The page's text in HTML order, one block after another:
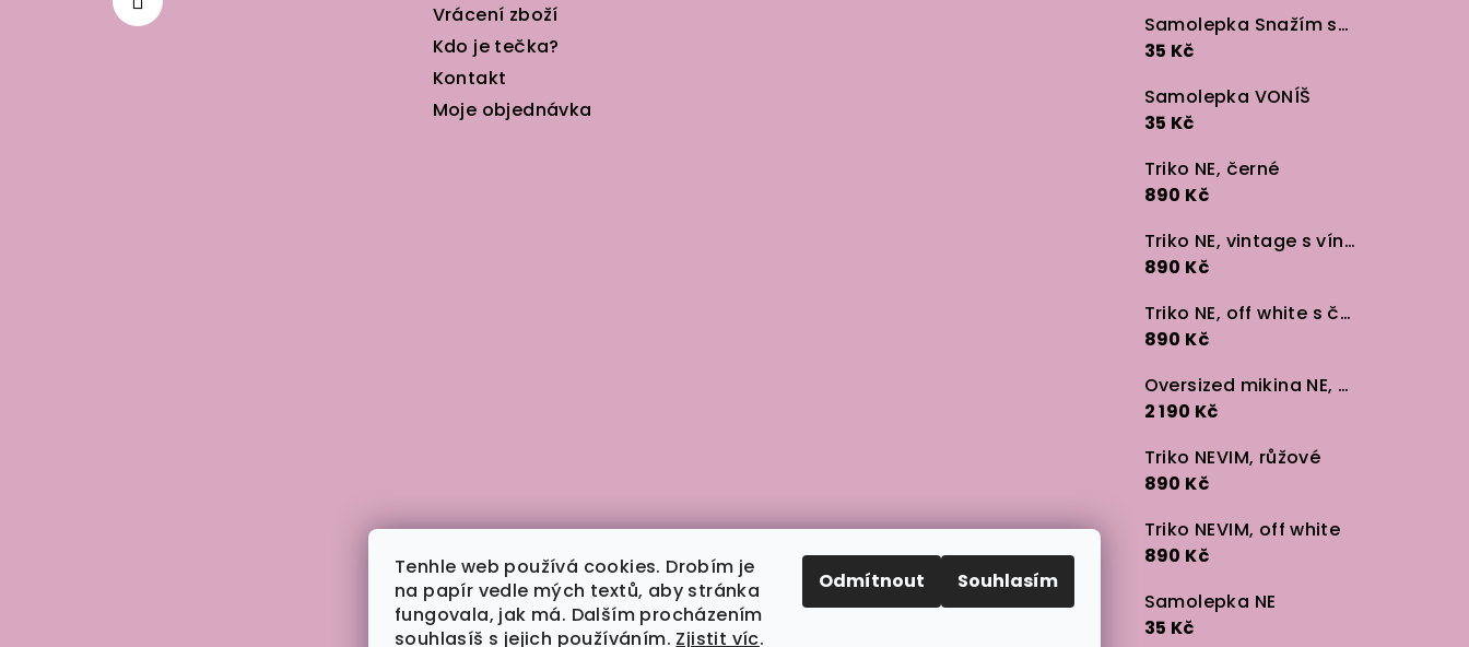
Tenhle web používá cookies. Drobím je
na papír vedle mých textů, aby stránka
fungovala, jak má. Dalším procházením
souhlasíš s jejich používáním. Zjistit víc.
Odmítnout Souhlasím
Vrácení zboží
Kdo je tečka?
Kontakt
Moje objednávka
Samolepka Snažím se v lidech
35 Kč
Samolepka VONÍŠ
35 Kč
Triko NE, černé
890 Kč
Triko NE, vintage s vínem
890 Kč
Triko NE, off white s černou
890 Kč
Oversized mikina NE, černá
2 190 Kč
Triko NEVIM, růžové
890 Kč
Triko NEVIM, off white
890 Kč
Samolepka NE
35 Kč